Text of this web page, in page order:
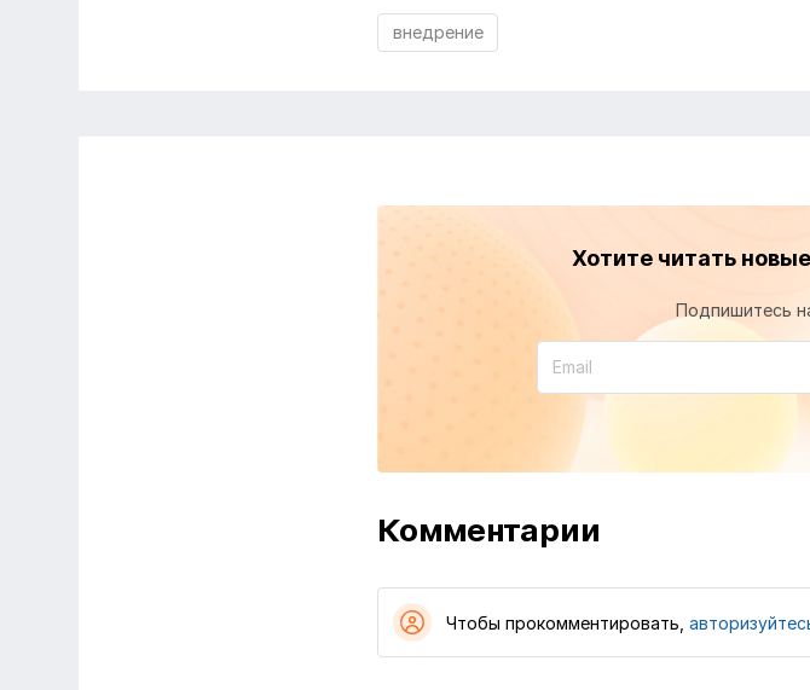
внедрение
Хотите читать
Подпишитесь
Комментарии
Чтобы прокомментировать,